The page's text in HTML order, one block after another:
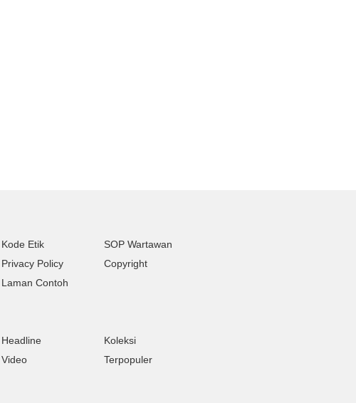
Kode Etik
SOP Wartawan
Privacy Policy
Copyright
Laman Contoh
Headline
Koleksi
Video
Terpopuler